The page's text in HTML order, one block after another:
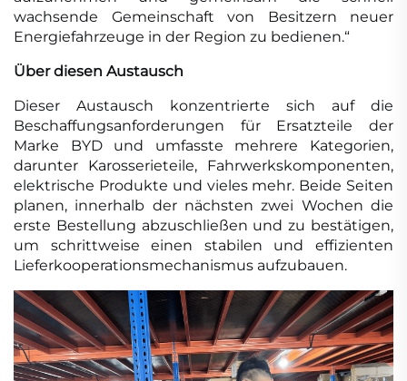
wachsende Gemeinschaft von Besitzern neuer
Energiefahrzeuge in der Region zu bedienen.“
Über diesen Austausch
Dieser Austausch konzentrierte sich auf die
Beschaffungsanforderungen für Ersatzteile der
Marke BYD und umfasste mehrere Kategorien,
darunter Karosserieteile, Fahrwerkskomponenten,
elektrische Produkte und vieles mehr. Beide Seiten
planen, innerhalb der nächsten zwei Wochen die
erste Bestellung abzuschließen und zu bestätigen,
um schrittweise einen stabilen und effizienten
Lieferkooperationsmechanismus aufzubauen.